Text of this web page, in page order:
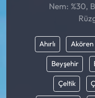
Nem: %30,
Ahırlı Akören
Beyşehir
Çeltik